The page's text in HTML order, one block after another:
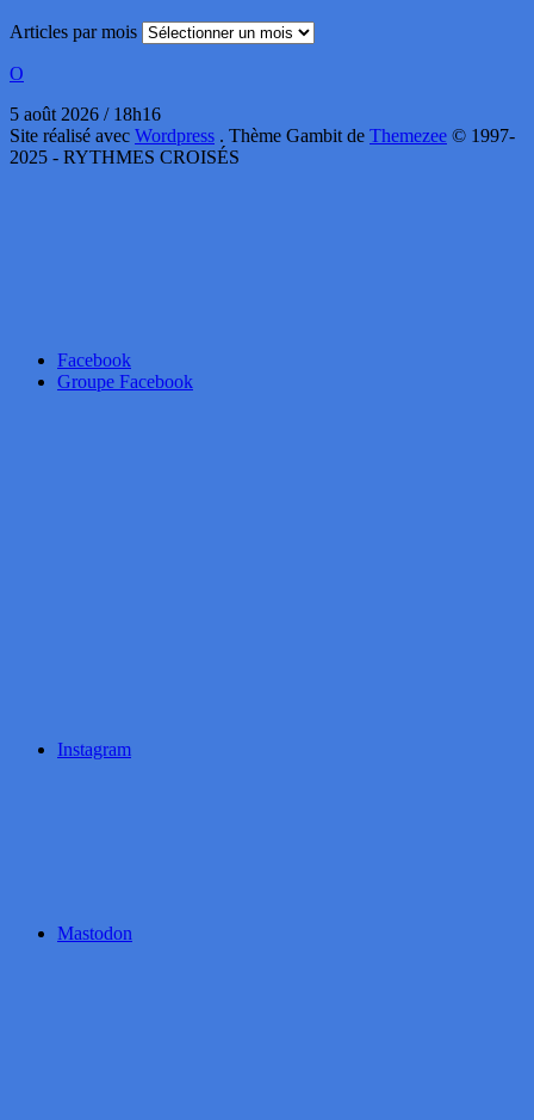
Articles par mois
O
5 août 2026 / 18h16
Site réalisé avec Wordpress . Thème Gambit de Themezee © 1997-
2025 - RYTHMES CROISÉS
Facebook
Groupe Facebook
Instagram
Mastodon